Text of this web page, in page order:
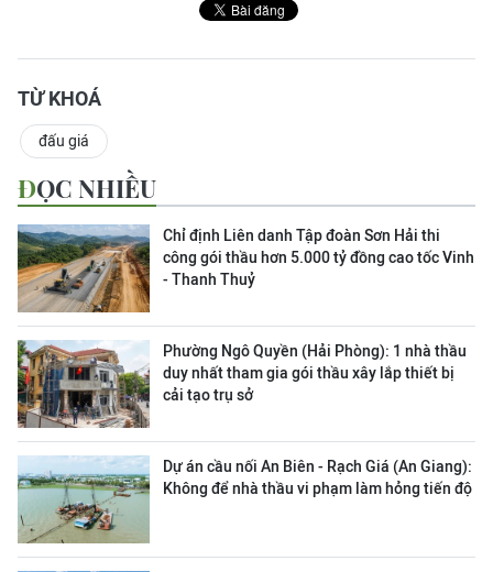
TỪ KHOÁ
đấu giá
ĐỌC NHIỀU
Chỉ định Liên danh Tập đoàn Sơn Hải thi
công gói thầu hơn 5.000 tỷ đồng cao tốc Vinh
- Thanh Thuỷ
Phường Ngô Quyền (Hải Phòng): 1 nhà thầu
duy nhất tham gia gói thầu xây lắp thiết bị
cải tạo trụ sở
Dự án cầu nối An Biên - Rạch Giá (An Giang):
Không để nhà thầu vi phạm làm hỏng tiến độ